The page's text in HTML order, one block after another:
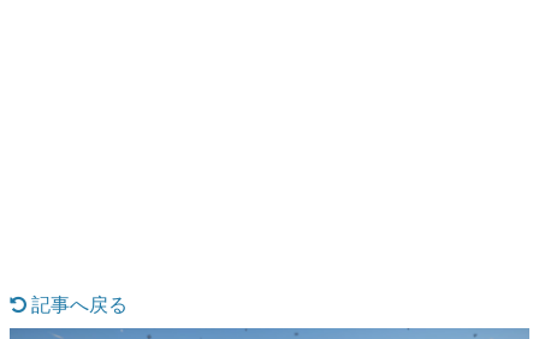
特集記事
記事へ戻る